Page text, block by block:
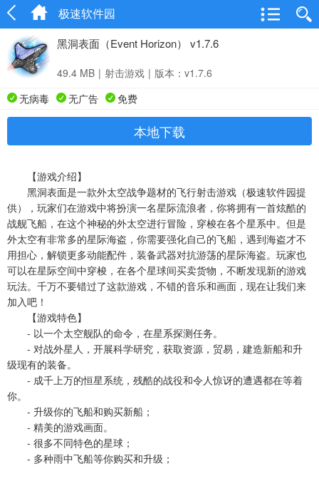
极速软件园
黑洞表面（Event Horizon） v1.7.6
49.4 MB | 射击游戏 | 版本：v1.7.6
无病毒
无广告 免费
本地下载
【游戏介绍】
黑洞表面是一款外太空战争题材的飞行射击游戏（极速软件园提
供），玩家们在游戏中将扮演一名星际流浪者，你将拥有一首炫酷的
战舰飞船，在这个神秘的外太空进行冒险，穿梭在各个星系中。但是
外太空有非常多的星际海盗，你需要强化自己的飞船，遇到海盗才不
用担心，解锁更多动能配件，装备武器对抗游荡的星际海盗。玩家也
可以在星际空间中穿梭，在各个星球间买卖货物，不断发现新的游戏
玩法。千万不要错过了这款游戏，不错的音乐和画面，现在让我们来
加入吧！
【游戏特色】
- 以一个太空舰队的命令，在星系探测任务。
- 对战外星人，开展科学研究，获取资源，贸易，建造新船和升
级现有的装备。
- 成千上万的恒星系统，残酷的战役和令人惊讶的遭遇都在等着
你。
- 升级你的飞船和购买新船；
- 精美的游戏画面。
- 很多不同特色的星球；
- 多种雨中飞船等你购买和升级；